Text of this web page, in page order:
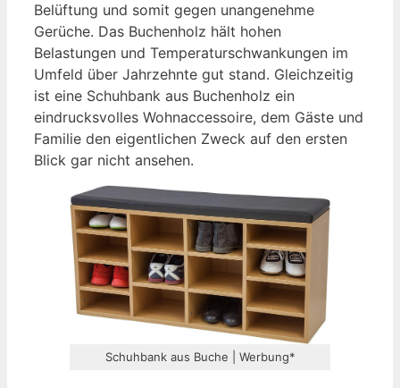
Belüftung und somit gegen unangenehme
Gerüche. Das Buchenholz hält hohen
Belastungen und Temperaturschwankungen im
Umfeld über Jahrzehnte gut stand. Gleichzeitig
ist eine Schuhbank aus Buchenholz ein
eindrucksvolles Wohnaccessoire, dem Gäste und
Familie den eigentlichen Zweck auf den ersten
Blick gar nicht ansehen.
Schuhbank aus Buche | Werbung*